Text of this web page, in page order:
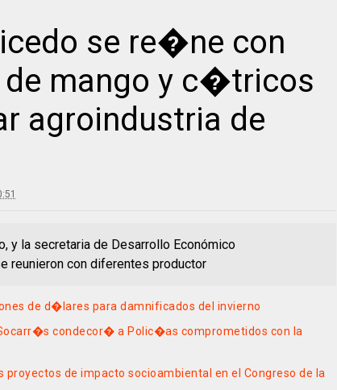
se re�ne con
mango y c�tricos
agroindustria de
y la secretaria de Desarrollo Económico
reunieron con diferentes productor
de d�lares para damnificados del invierno
condecor� a Polic�as comprometidos con la
proyectos de impacto socioambiental en el Congreso de la